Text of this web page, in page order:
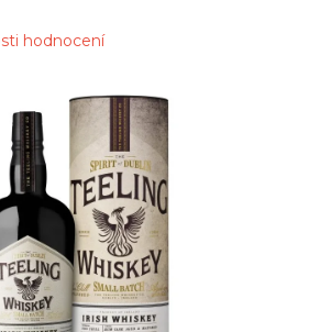
hodnocení